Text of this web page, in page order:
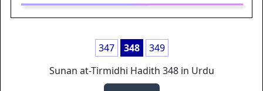
347 348
349
Sunan at-Tirmidhi Hadith 348 in Urdu